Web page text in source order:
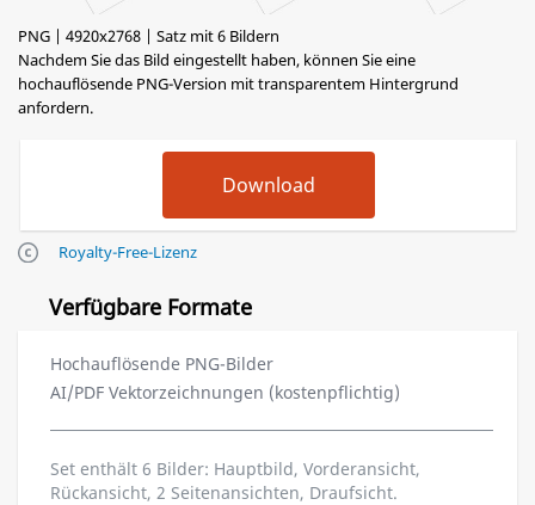
PNG | 4920x2768 | Satz mit 6 Bildern
Nachdem Sie das Bild eingestellt haben, können Sie eine
hochauflösende PNG-Version mit transparentem Hintergrund
anfordern.
Royalty-Free-Lizenz
Verfügbare Formate
Hochauflösende PNG-Bilder
AI/PDF Vektorzeichnungen (kostenpflichtig)
Set enthält 6 Bilder: Hauptbild, Vorderansicht,
Rückansicht, 2 Seitenansichten, Draufsicht.